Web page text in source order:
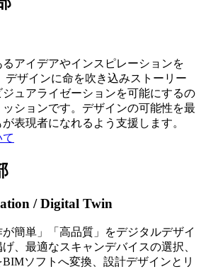
アイデアやインスピレーションを
デザインに命を吹き込みストーリー
ュアライゼーションを可能にするの
ションです。デザインの可能性を最
表現者になれるよう支援します。
/ Digital Twin
が簡単」「高品質」をデジタルデザイ
、最適なスキャンデバイスの選択、
ソフトへ変換、設計デザインとリ